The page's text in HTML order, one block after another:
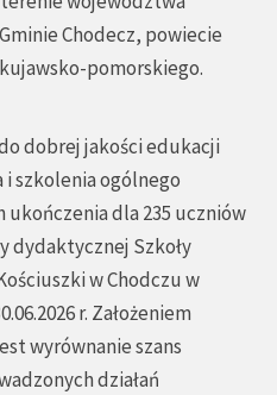
Chodecz, powiecie
pomorskiego.
dobrej jakości edukacji
i szkolenia ogólnego
dla 235 uczniów
dydaktycznej Szkoły
w Chodczu w
r. Założeniem
wyrównanie szans
działań